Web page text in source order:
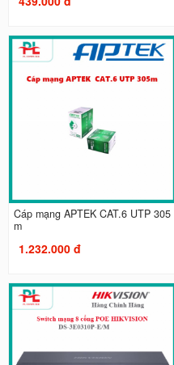
Cáp mạng APTEK CAT.6 UTP 305
m
1.232.000 đ